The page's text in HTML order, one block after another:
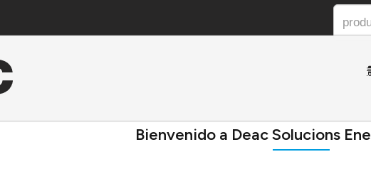
Bienvenido a Deac Solucions